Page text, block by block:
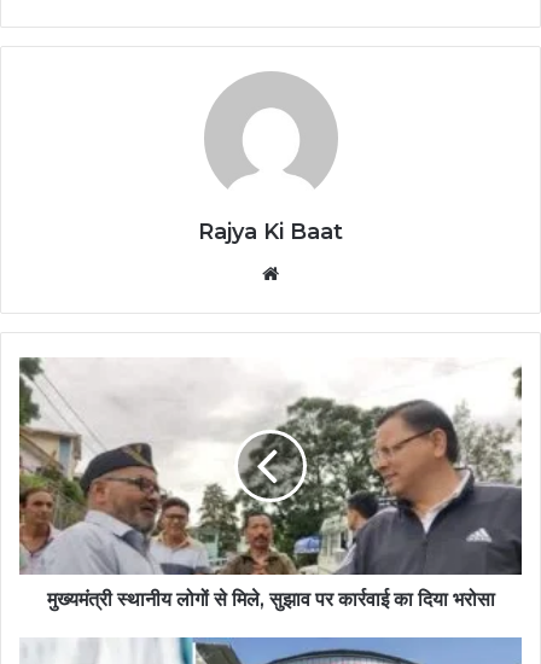
Rajya Ki Baat
मुख्यमंत्री स्थानीय लोगों से मिले, सुझाव पर कार्रवाई का दिया भरोसा